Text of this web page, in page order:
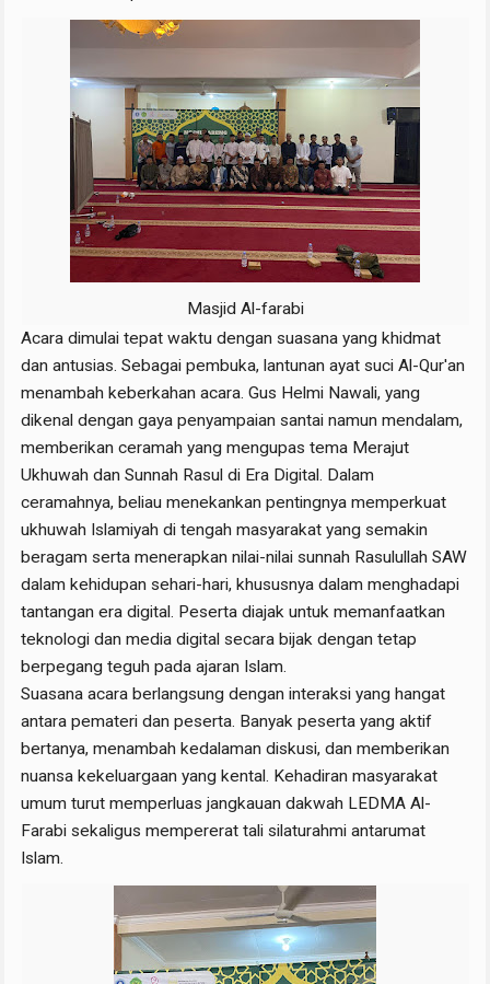
Masjid Al-farabi
Acara dimulai tepat waktu dengan suasana yang khidmat
dan antusias. Sebagai pembuka, lantunan ayat suci Al-Qur'an
menambah keberkahan acara. Gus Helmi Nawali, yang
dikenal dengan gaya penyampaian santai namun mendalam,
memberikan ceramah yang mengupas tema Merajut
Ukhuwah dan Sunnah Rasul di Era Digital. Dalam
ceramahnya, beliau menekankan pentingnya memperkuat
ukhuwah Islamiyah di tengah masyarakat yang semakin
beragam serta menerapkan nilai-nilai sunnah Rasulullah SAW
dalam kehidupan sehari-hari, khususnya dalam menghadapi
tantangan era digital. Peserta diajak untuk memanfaatkan
teknologi dan media digital secara bijak dengan tetap
berpegang teguh pada ajaran Islam.
Suasana acara berlangsung dengan interaksi yang hangat
antara pemateri dan peserta. Banyak peserta yang aktif
bertanya, menambah kedalaman diskusi, dan memberikan
nuansa kekeluargaan yang kental. Kehadiran masyarakat
umum turut memperluas jangkauan dakwah LEDMA Al-
Farabi sekaligus mempererat tali silaturahmi antarumat
Islam.